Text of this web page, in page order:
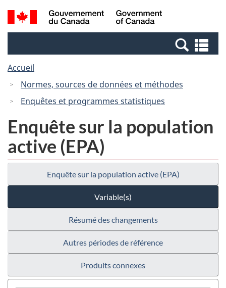
Passer
au
Passer
à
Canada
Recherche
et
et
Accueil
Normes, sources de données et méthodes
Enquêtes et programmes statistiques
Enquête sur la population
active (EPA)
Enquête sur la population active (EPA)
Variable(s)
Résumé des changements
Autres périodes de référence
Produits connexes